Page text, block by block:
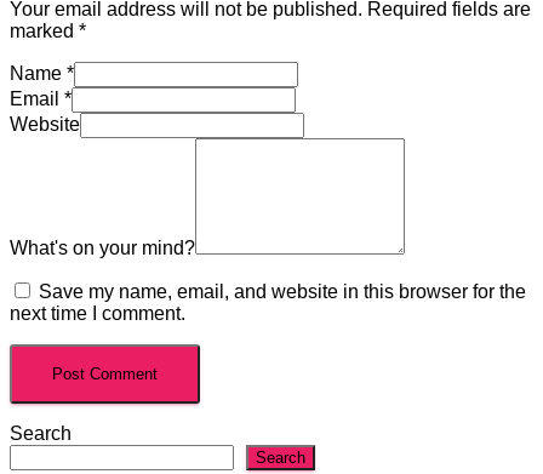
Your email address will not be published. Required fields are
marked *
Name *
Email *
Website
What's on your mind?
Save my name, email, and website in this browser for the
next time I comment.
Search
Search